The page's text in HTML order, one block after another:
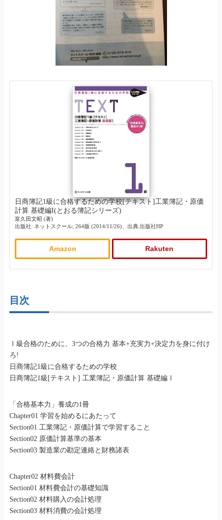
日商簿記1級に合格するための学校[テキスト]工業簿記・原価
計算 基礎編I(とおる簿記シリーズ)
富久田文昭 (著)
出版社: ネットスクール; 264版 (2014/11/26)、出典:出版社HP
Amazon Rakuten
目次
Ⅰ級合格のために、3つの合格力 基本+充実力+決定力を身に付け
ろ!
日商簿記1級に合格するための学校
日商簿記1級[テキスト] 工業簿記・原価計算 基礎編Ⅰ
「合格基本力」養成の1冊
Chapter01 学習を始めるにあたって
Section01 工業簿記・原価計算で学習すること
Section02 原価計算基準の基本
Section03 製造業の勘定連絡と財務諸表
Chapter02 材料費会計
Section01 材料費会計の基礎知識
Section02 材料購入の会計処理
Section03 材料消費の会計処理